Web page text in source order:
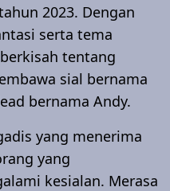
2023. Dengan
serta tema
tentang
sial bernama
bernama Andy.
yang menerima
yang
kesialan. Merasa